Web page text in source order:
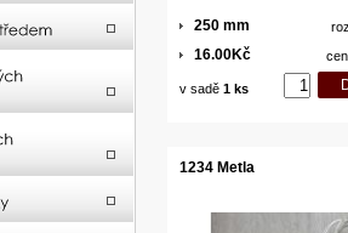
250 mm
16.00Kč
v sadě 1 ks
1234 Metla